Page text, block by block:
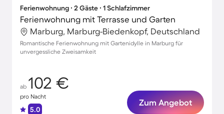
Ferienwohnung ∙ 2 Gäste ∙ 1 Schlafzimmer
Ferienwohnung mit Terrasse und Garten
Marburg, Marburg-Biedenkopf, Deutschland
Romantische Ferienwohnung mit Gartenidylle in Marburg für
unvergessliche Zweisamkeit
ab 102 €
pro Nacht
5.0
Zum Angebot